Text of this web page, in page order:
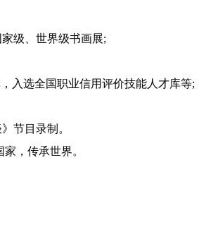
级、世界级书画展;
选全国职业信用评价技能人才库等;
节目录制。
，传承世界。